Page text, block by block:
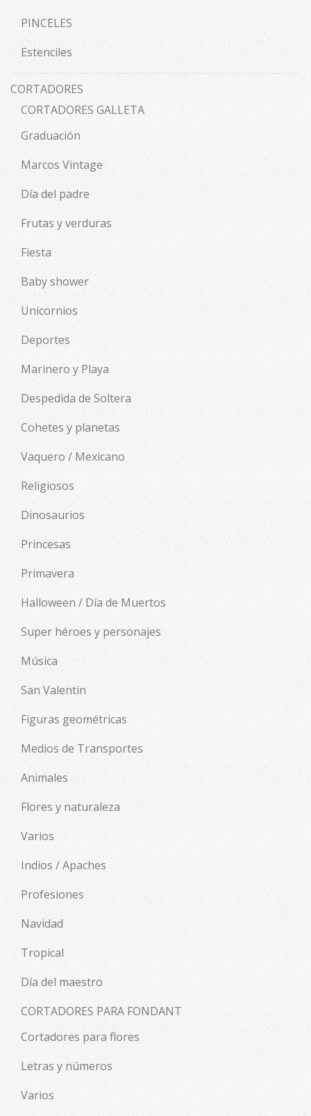
PINCELES
Estenciles
CORTADORES
CORTADORES GALLETA
Graduación
Marcos Vintage
Día del padre
Frutas y verduras
Fiesta
Baby shower
Unicornios
Deportes
Marinero y Playa
Despedida de Soltera
Cohetes y planetas
Vaquero / Mexicano
Religiosos
Dinosaurios
Princesas
Primavera
Halloween / Día de Muertos
Super héroes y personajes
Música
San Valentin
Figuras geométricas
Medios de Transportes
Animales
Flores y naturaleza
Varios
Indios / Apaches
Profesiones
Navidad
Tropical
Día del maestro
CORTADORES PARA FONDANT
Cortadores para flores
Letras y números
Varios